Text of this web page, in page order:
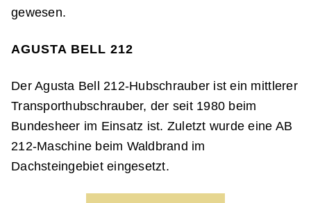
gewesen.
AGUSTA BELL 212
Der Agusta Bell 212-Hubschrauber ist ein mittlerer
Transporthubschrauber, der seit 1980 beim
Bundesheer im Einsatz ist. Zuletzt wurde eine AB
212-Maschine beim Waldbrand im
Dachsteingebiet eingesetzt.